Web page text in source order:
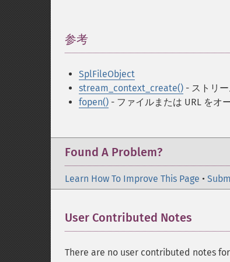
参考
SplFileObject
stream_context_create() - ストリ
fopen() - ファイルまたは URL をオ
Found A Problem?
Learn How To Improve This Page •
User Contributed Notes
There are no user contributed notes